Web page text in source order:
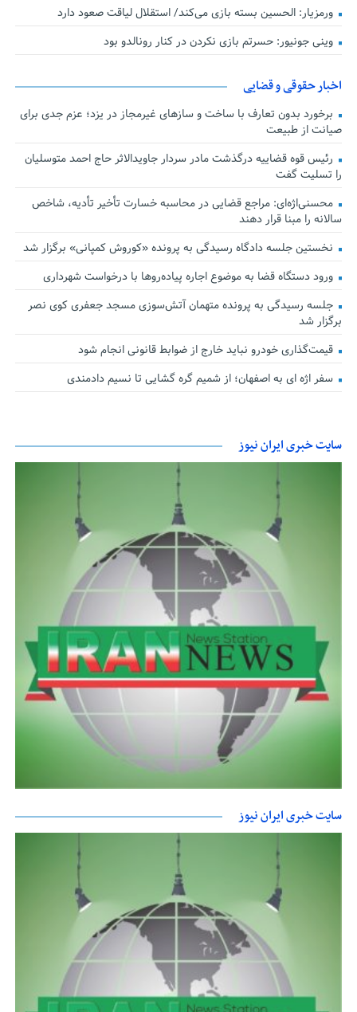
ورمزیار: الحسین بسته بازی می‌کند/ استقلال لیاقت صعود دارد
وینی جونیور: حسرتم بازی نکردن در کنار رونالدو بود
اخبار حقوقی و قضایی
برخورد بدون تعارف با ساخت‌ و سازهای غیرمجاز در یزد؛ عزم جدی برای
صیانت از طبیعت
رئیس قوه قضاییه درگذشت مادر سردار جاویدالاثر حاج احمد متوسلیان
را تسلیت گفت
محسنی‌اژه‌ای: مراجع قضایی در محاسبه خسارت تأخیر تأدیه، شاخص
سالانه را مبنا قرار دهند
نخستین جلسه دادگاه رسیدگی به پرونده «کوروش کمپانی» برگزار شد
ورود دستگاه قضا به موضوع اجاره پیاده‌روها با درخواست شهرداری
جلسه رسیدگی به پرونده متهمان آتش‌سوزی مسجد جعفری کوی نصر
برگزار شد
قیمت‌گذاری خودرو نباید خارج از ضوابط قانونی انجام شود
سفر اژه ای به اصفهان؛ از شمیم گره گشایی تا نسیم دادمندی
سایت خبری ایران نیوز
سایت خبری ایران نیوز